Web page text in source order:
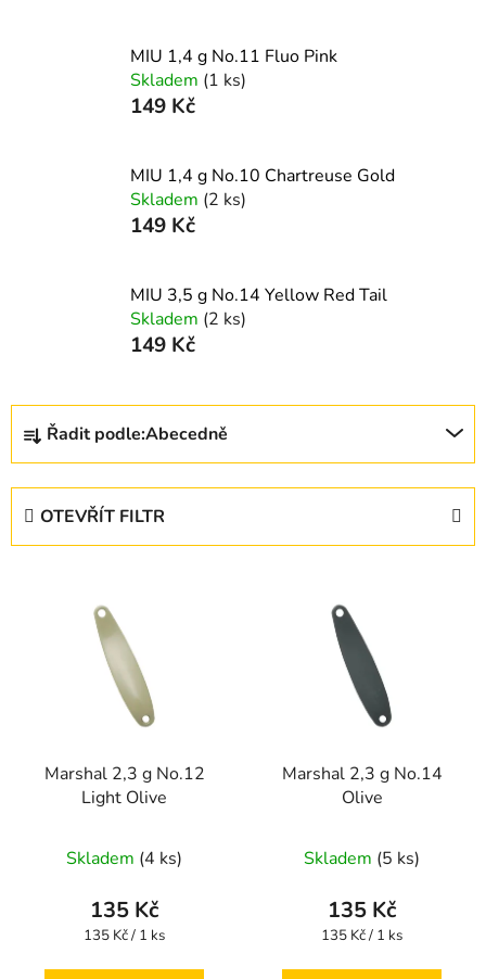
MIU 1,4 g No.11 Fluo Pink
Skladem (1 ks)
149 Kč
MIU 1,4 g No.10 Chartreuse Gold
Skladem (2 ks)
149 Kč
MIU 3,5 g No.14 Yellow Red Tail
Skladem (2 ks)
149 Kč
Ř
z
Řadit podle:Abecedně
OTEVŘÍT FILTR
Marshal 2,3 g No.12
Light Olive
Skladem (4 ks)
135 Kč
Měrná
135 Kč / 1 ks
Marshal 2,3 g No.14
Olive
Skladem (5 ks)
135 Kč
Měrná
135 Kč / 1 ks